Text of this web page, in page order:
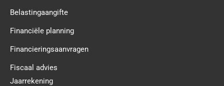
Belastingaangifte
Financiële planning
Financieringsaanvragen
Fiscaal advies
Jaarrekening